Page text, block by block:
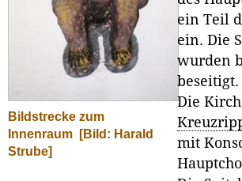
Bildstrecke zum
Innenraum
[Bild: Harald
Strube]
ein Teil
ein. Die
wurden
beseitigt.
Die
mit